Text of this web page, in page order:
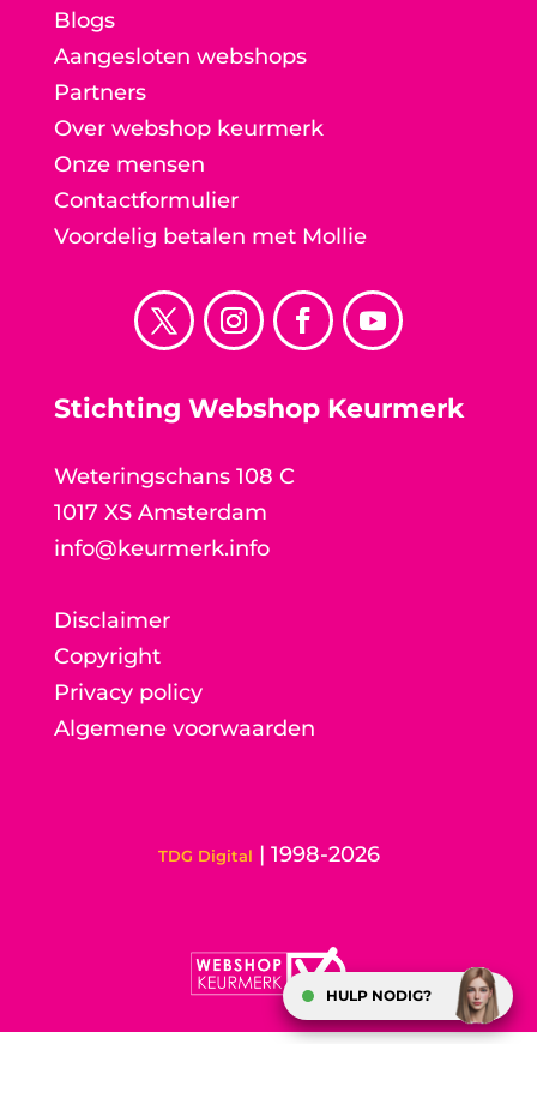
Blogs
Aangesloten webshops
Partners
Over webshop keurmerk
Onze mensen
Contactformulier
Voordelig betalen met Mollie
Stichting Webshop Keurmerk
Weteringschans 108 C
1017 XS Amsterdam
info@keurmerk.info
Disclaimer
Copyright
Privacy policy
Algemene voorwaarden
TDG Digital | 1998-2026
HULP NODIG?